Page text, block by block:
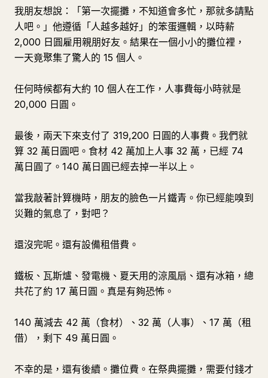
我朋友想說：「第一次擺攤，不知道會多忙，那就多請點
人吧。」他遵循「人越多越好」的笨蛋邏輯，以時薪
2,000 日圓雇用親朋好友。結果在一個小小的攤位裡，
一天竟聚集了驚人的 15 個人。
任何時候都有大約 10 個人在工作，人事費每小時就是
20,000 日圓。
最後，兩天下來支付了 319,200 日圓的人事費。我們就
算 32 萬日圓吧。食材 42 萬加上人事 32 萬，已經 74
萬日圓了。140 萬日圓已經去掉一半以上。
當我敲著計算機時，朋友的臉色一片鐵青。你已經能嗅到
災難的氣息了，對吧？
還沒完呢。還有設備租借費。
鐵板、瓦斯爐、發電機、夏天用的涼風扇、還有冰箱，總
共花了約 17 萬日圓。真是有夠恐怖。
140 萬減去 42 萬（食材）、32 萬（人事）、17 萬（租
借），剩下 49 萬日圓。
不幸的是，還有後續。攤位費。在祭典擺攤，需要付錢才